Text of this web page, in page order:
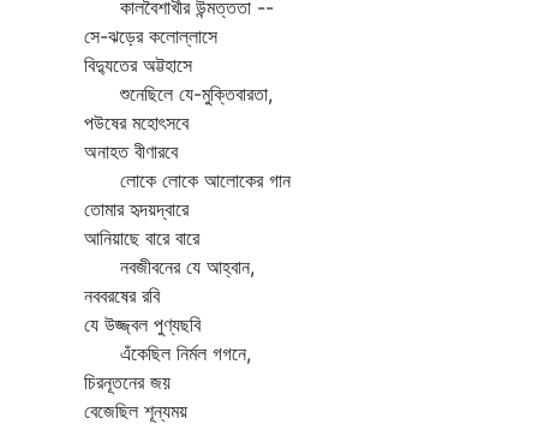
কালবৈশাখীর উন্মত্ততা --
সে-ঝড়ের কলোল্লাসে
বিদ্যুতের অট্টহাসে
শুনেছিলে যে-মুক্তিবারতা,
পউষের মহোৎসবে
অনাহত বীণারবে
লোকে লোকে আলোকের গান
তোমার হৃদয়দ্বারে
আনিয়াছে বারে বারে
নবজীবনের যে আহ্বান,
নববরষের রবি
যে উজ্জ্বল পুণ্যছবি
এঁকেছিল নির্মল গগনে,
চিরনূতনের জয়
বেজেছিল শূন্যময়